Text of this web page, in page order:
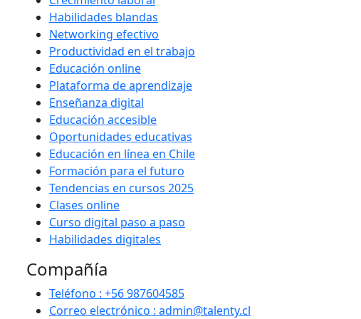
Habilidades blandas
Networking efectivo
Productividad en el trabajo
Educación online
Plataforma de aprendizaje
Enseñanza digital
Educación accesible
Oportunidades educativas
Educación en línea en Chile
Formación para el futuro
Tendencias en cursos 2025
Clases online
Curso digital paso a paso
Habilidades digitales
Compañía
Teléfono : +56 987604585
Correo electrónico : admin@talenty.cl